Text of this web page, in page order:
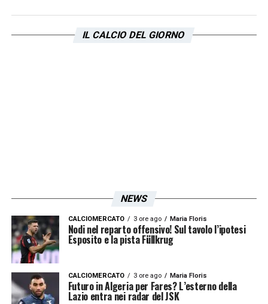
IL CALCIO DEL GIORNO
NEWS
CALCIOMERCATO 3 ore ago Maria Floris
Nodi nel reparto offensivo! Sul tavolo l’ipotesi
Esposito e la pista Füllkrug
CALCIOMERCATO 3 ore ago Maria Floris
Futuro in Algeria per Fares? L’esterno della
Lazio entra nei radar del JSK